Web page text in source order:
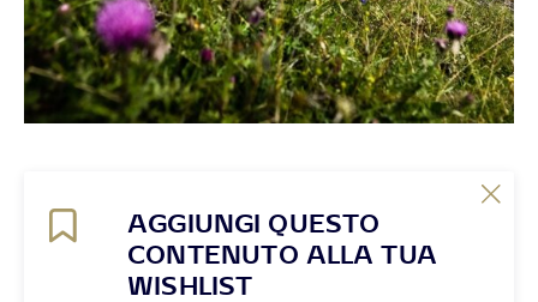
AGGIUNGI QUESTO
CONTENUTO ALLA TUA
WISHLIST